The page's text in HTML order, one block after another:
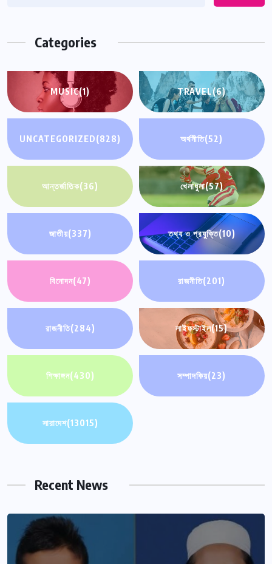
Categories
MUSIC(1) TRAVEL(6)
UNCATEGORIZED(828) অর্থনীতি(52)
আন্তর্জাতিক(36) খেলাধুলা(57)
জাতীয়(337) তথ্য ও প্রযুক্তি(10)
বিনোদন(47) রাজনীতি(201)
রাজনীতি(284) লাইফস্টাইল(15)
শিক্ষাঙ্গন(430) সম্পাদকিয়(23)
সারাদেশ(13015)
Recent News